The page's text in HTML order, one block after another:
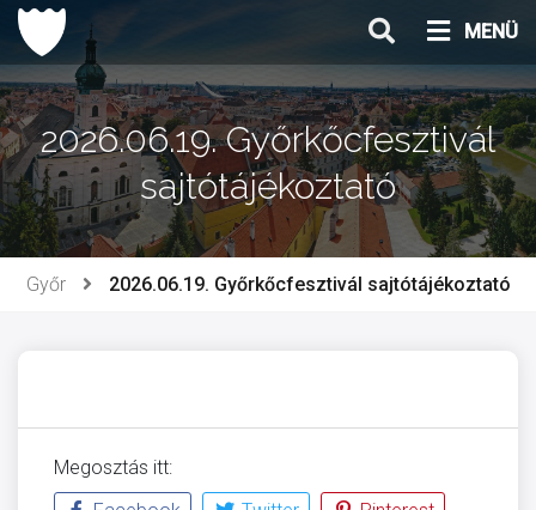
Ugrás
tartalomhoz
MENÜ
2026.06.19. Győrkőcfesztivál
sajtótájékoztató
Győr 2026.06.19. Győrkőcfesztivál sajtótájékoztató
Megosztás itt: